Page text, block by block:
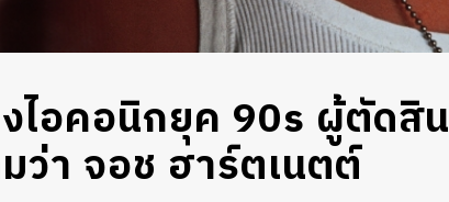
ไอคอนิกยุค 90s ผู้ตัดสิน
ว่า จอช ฮาร์ตเนตต์